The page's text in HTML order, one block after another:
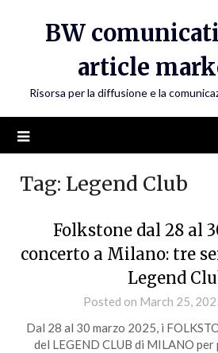
BW
article
Risorsa per la diffusione e la
Tag: Legend Club
Folkstone dal 28 al
concerto a Milano: tre
Legend
Posted on March 25,
Dal 28 al 30 marzo 2025, i
del LEGEND CLUB di MILANO